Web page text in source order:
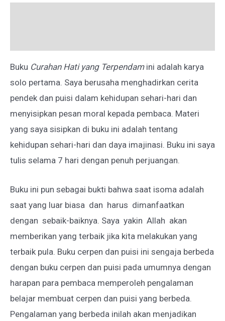
Buku Curahan Hati yang Terpendam ini adalah karya
solo pertama. Saya berusaha menghadirkan cerita
pendek dan puisi dalam kehidupan sehari-hari dan
menyisipkan pesan moral kepada pembaca. Materi
yang saya sisipkan di buku ini adalah tentang
kehidupan sehari-hari dan daya imajinasi. Buku ini saya
tulis selama 7 hari dengan penuh perjuangan.
Buku ini pun sebagai bukti bahwa saat isoma adalah
saat yang luar biasa dan harus dimanfaatkan
dengan sebaik-baiknya. Saya yakin Allah akan
memberikan yang terbaik jika kita melakukan yang
terbaik pula. Buku cerpen dan puisi ini sengaja berbeda
dengan buku cerpen dan puisi pada umumnya dengan
harapan para pembaca memperoleh pengalaman
belajar membuat cerpen dan puisi yang berbeda.
Pengalaman yang berbeda inilah akan menjadikan